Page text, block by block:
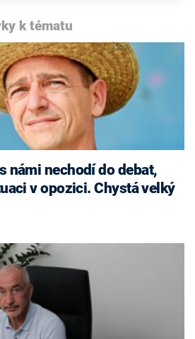
k tématu
námi nechodí do debat,
v opozici. Chystá velký